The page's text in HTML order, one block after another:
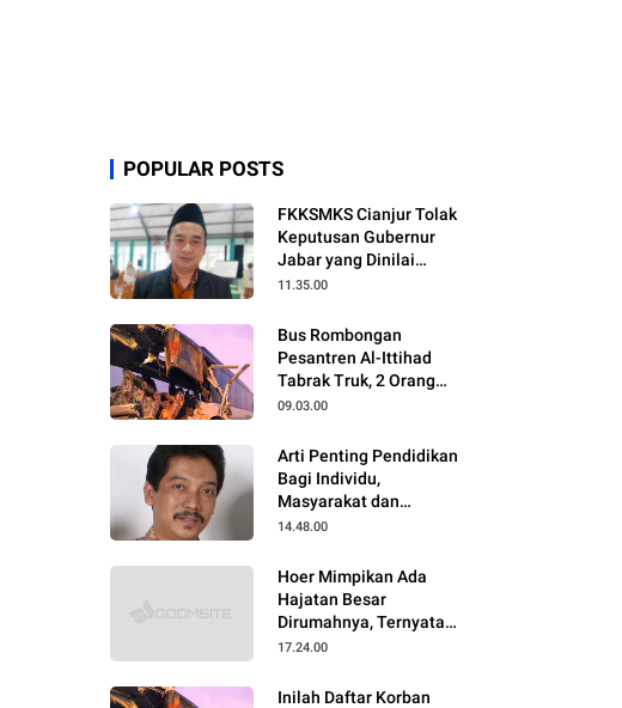
POPULAR POSTS
FKKSMKS Cianjur Tolak
Keputusan Gubernur
Jabar yang Dinilai
Merugikan Sekolah
11.35.00
Bus Rombongan
Pesantren Al-Ittihad
Tabrak Truk, 2 Orang
Meninggal Dunia
09.03.00
Arti Penting Pendidikan
Bagi Individu,
Masyarakat dan
Negara
14.48.00
Hoer Mimpikan Ada
Hajatan Besar
Dirumahnya, Ternyata
Anaknya Pulang Dalam
17.24.00
Inilah Daftar Korban